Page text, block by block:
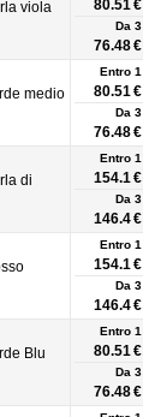
viola
80.51 €
Da 3
76.48 €
medio
Entro 1
80.51 €
Da 3
76.48 €
di
Entro 1
154.1 €
Da 3
146.4 €
Entro 1
154.1 €
Da 3
146.4 €
Blu
Entro 1
80.51 €
Da 3
76.48 €